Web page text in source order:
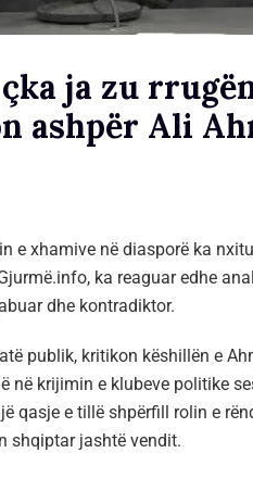
ja zu
ashpër Ali
e xhamive në diasporë ka
ka reaguar edhe
dhe kontradiktor.
publik, kritikon këshillën e
në krijimin e klubeve politike
qasje e tillë shpërfill rolin e
shqiptar jashtë vendit.